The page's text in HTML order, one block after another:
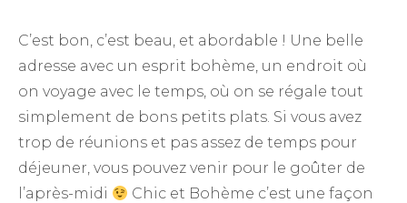
C’est bon, c’est beau, et abordable ! Une belle
adresse avec un esprit bohème, un endroit où
on voyage avec le temps, où on se régale tout
simplement de bons petits plats. Si vous avez
trop de réunions et pas assez de temps pour
déjeuner, vous pouvez venir pour le goûter de
l’après-midi
Chic et Bohème c’est une façon